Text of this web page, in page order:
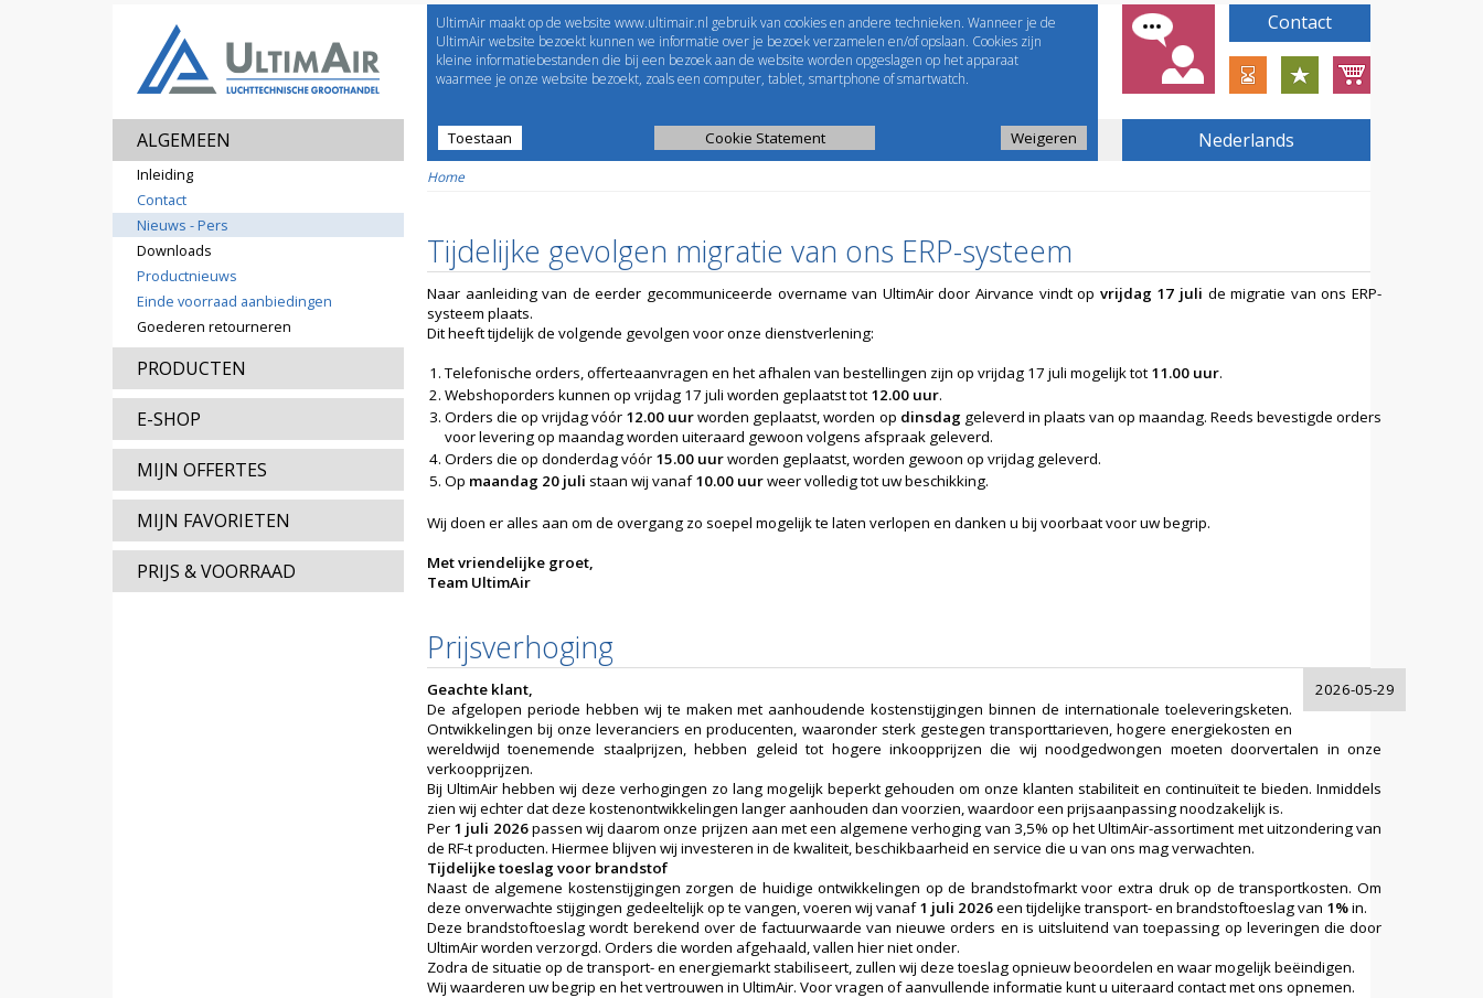
ALGEMEEN
Inleiding
Contact
Nieuws - Pers
Downloads
Productnieuws
Einde voorraad aanbiedingen
Goederen retourneren
PRODUCTEN
E-SHOP
MIJN OFFERTES
MIJN FAVORIETEN
PRIJS & VOORRAAD
EShop-nummer
Wachtwoord
Welcome toUltimAir
Prijslijst Selectie tools
UltimAir maakt op de website www.ultimair.nl gebruik van cookies en andere technieken. Wanneer je de
UltimAir website bezoekt kunnen we informatie over je bezoek verzamelen en/of opslaan. Cookies zijn
kleine informatiebestanden die bij een bezoek aan de website worden opgeslagen op het apparaat
waarmee je onze website bezoekt, zoals een computer, tablet, smartphone of smartwatch.
Toestaan Cookie Statement Weigeren Nederlands
Contact
Home
Tijdelijke gevolgen migratie van ons ERP-systeem
Naar aanleiding van de eerder gecommuniceerde overname van UltimAir door Airvance vindt op vrijdag 17 juli de migratie van ons ERP-
systeem plaats.
Dit heeft tijdelijk de volgende gevolgen voor onze dienstverlening:
Telefonische orders, offerteaanvragen en het afhalen van bestellingen zijn op vrijdag 17 juli mogelijk tot 11.00 uur.
Webshoporders kunnen op vrijdag 17 juli worden geplaatst tot 12.00 uur.
Orders die op vrijdag vóór 12.00 uurworden geplaatst, worden op dinsdag geleverd in plaats van op maandag. Reeds bevestigde orders
voor levering op maandag worden uiteraard gewoon volgens afspraak geleverd.
Orders die op donderdag vóór 15.00 uurworden geplaatst, worden gewoon op vrijdag geleverd.
Op maandag 20 juli staan wij vanaf10.00 uurweer volledig tot uw beschikking.
Wij doen er alles aan om de overgang zo soepel mogelijk te laten verlopen en danken u bij voorbaat voor uw begrip.
Met vriendelijke groet,
Team UltimAir
Prijsverhoging
2026-05-29
Geachte klant,
De afgelopen periode hebben wij te maken met aanhoudende kostenstijgingen binnen de internationale toeleveringsketen.
Ontwikkelingen bij onze leveranciers en producenten, waaronder sterk gestegen transporttarieven, hogere energiekosten en
wereldwijd toenemende staalprijzen, hebben geleid tot hogere inkoopprijzen die wij noodgedwongen moeten doorvertalen in onze
verkoopprijzen.
Bij UltimAir hebben wij deze verhogingen zo lang mogelijk beperkt gehouden om onze klanten stabiliteit en continuïteit te bieden. Inmiddels
zien wij echter dat deze kostenontwikkelingen langer aanhouden dan voorzien, waardoor een prijsaanpassing noodzakelijk is.
Per 1 juli 2026passen wij daarom onze prijzen aan met een algemene verhoging van 3,5% op het UltimAir-assortiment met uitzondering van
de RF-t producten. Hiermee blijven wij investeren in de kwaliteit, beschikbaarheid en service die u van ons mag verwachten.
Tijdelijke toeslag voor brandstof
Naast de algemene kostenstijgingen zorgen de huidige ontwikkelingen op de brandstofmarkt voor extra druk op de transportkosten. Om
deze onverwachte stijgingen gedeeltelijk op te vangen, voeren wij vanaf1 juli 2026een tijdelijke transport- en brandstoftoeslag van 1%in.
Deze brandstoftoeslag wordt berekend over de factuurwaarde van nieuwe orders en is uitsluitend van toepassing op leveringen die door
UltimAir worden verzorgd. Orders die worden afgehaald, vallen hier niet onder.
Zodra de situatie op de transport- en energiemarkt stabiliseert, zullen wij deze toeslag opnieuw beoordelen en waar mogelijk beëindigen.
Wij waarderen uw begrip en het vertrouwen in UltimAir. Voor vragen of aanvullende informatie kunt u uiteraard contact met ons opnemen.